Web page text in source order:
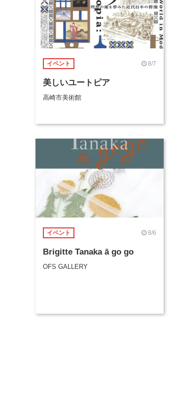
イベント 8/7
美しいユートピア
高崎市美術館
イベント 8/6
Brigitte Tanaka ā go go
OFS GALLERY